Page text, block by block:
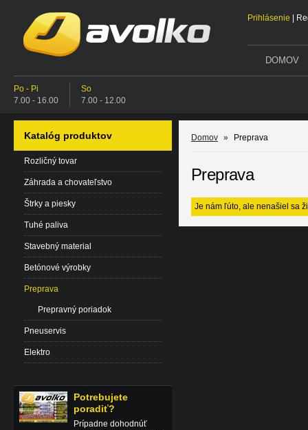
Prihlásenie
DOMOV
Po - Pi
7.00 - 16.00
So
7.00 - 12.00
Domov » Preprava
Preprava
Je nám ľúto, ale nenašiel sa
Katalóg produktov
Rozličný tovar
Záhrada a chovateľstvo
Štrky a piesky
Tuhé paliva
Stavebný material
Betónové výrobky
Preprava
Prepravný poriadok
Pneuservis
Elektro
Potrebujete
poradiť?
Prípadne dohodnúť